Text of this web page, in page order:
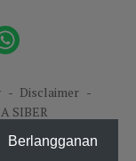
Disclaimer
SIBER
KenNews.id.
Berlangganan